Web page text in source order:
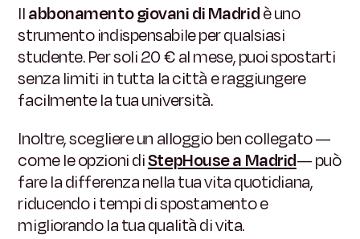
Ilabbonamento giovani di Madridè uno
strumento indispensabile per qualsiasi
studente. Per soli 20 € al mese, puoi spostarti
senza limiti in tutta la città e raggiungere
facilmente la tua università.
Inoltre, scegliere un alloggio ben collegato —
come le opzioni diStepHouse a Madrid— può
fare la differenza nella tua vita quotidiana,
riducendo i tempi di spostamento e
migliorando la tua qualità di vita.